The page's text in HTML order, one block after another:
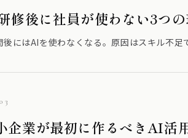
修後に社員が使わない3つ
後にはAIを使わなくなる。原因はスキル不
企業が最初に作るべきAI活